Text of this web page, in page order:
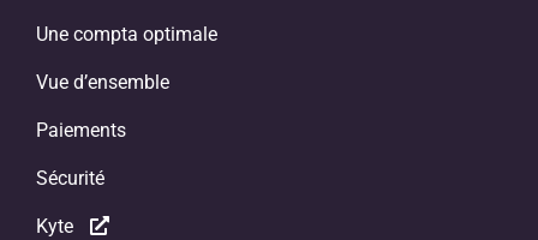
Une compta optimale
Vue d’ensemble
Paiements
Sécurité
Kyte